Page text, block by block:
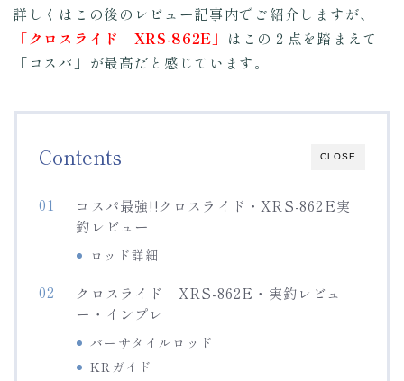
詳しくはこの後のレビュー記事内でご紹介しますが、
「クロスライド XRS-862E」 はこの２点を踏まえて
「コスパ」が最高だと感じています。
CLOSE
Contents
コスパ最強!!クロスライド・XRS-862E実
釣レビュー
ロッド詳細
クロスライド XRS-862E・実釣レビュ
ー・インプレ
バーサタイルロッド
KRガイド